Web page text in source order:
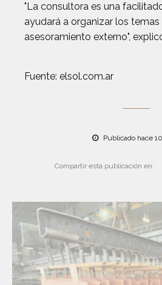
"La consultora es una
ayudará a organizar los
asesoramiento externo",
Fuente: elsol.com.ar
Publicado hace
Compartir esta publicación en: